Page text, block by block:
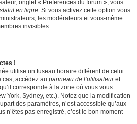
onglet « Préférences du forum », vous
en ligne . Si vous activez cette option vous
les modérateurs et vous-même.
invisibles.
!
utilise un fuseau horaire différent de celui
cas, accédez au panneau de l’utilisateuret
corresponde à la zone où vous vous
York, Sydney, etc.). Notez que la modification
des paramètres, n’est accessible qu’aux
n’êtes pas enregistré, c’est le bon moment